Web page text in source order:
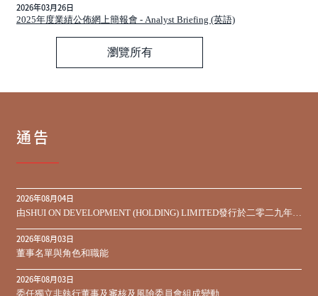
2026年03月26日
2025年度業績公佈網上簡報會 - Analyst Briefing (英語)
瀏覽所有
通告
2026年08月04日
由SHUI ON DEVELOPMENT (HOLDING) LIMITED發行於二零二九年到
期之450,000,000美元9.75%優先票據之同意徵求於屆滿期限前收到的
同意結果
2026年08月03日
董事名單與角色和職能
2026年08月03日
委任獨立非執行董事及審核及風險委員會組成變動